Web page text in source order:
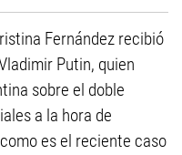
Fernández recibió
Putin, quien
sobre el doble
a la hora de
es el reciente caso